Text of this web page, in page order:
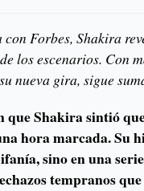
Forbes, Shakira
los escenarios. Con
nueva gira, sigue
que Shakira sintió
hora marcada. Su
sino en una
tempranos